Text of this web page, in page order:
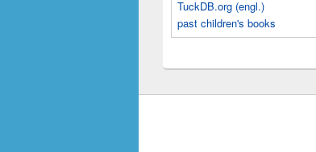
TuckDB.org (engl.)
past children's books